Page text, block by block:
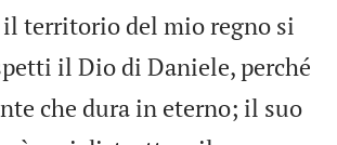
territorio del mio regno si
il Dio di Daniele, perché
che dura in eterno; il suo